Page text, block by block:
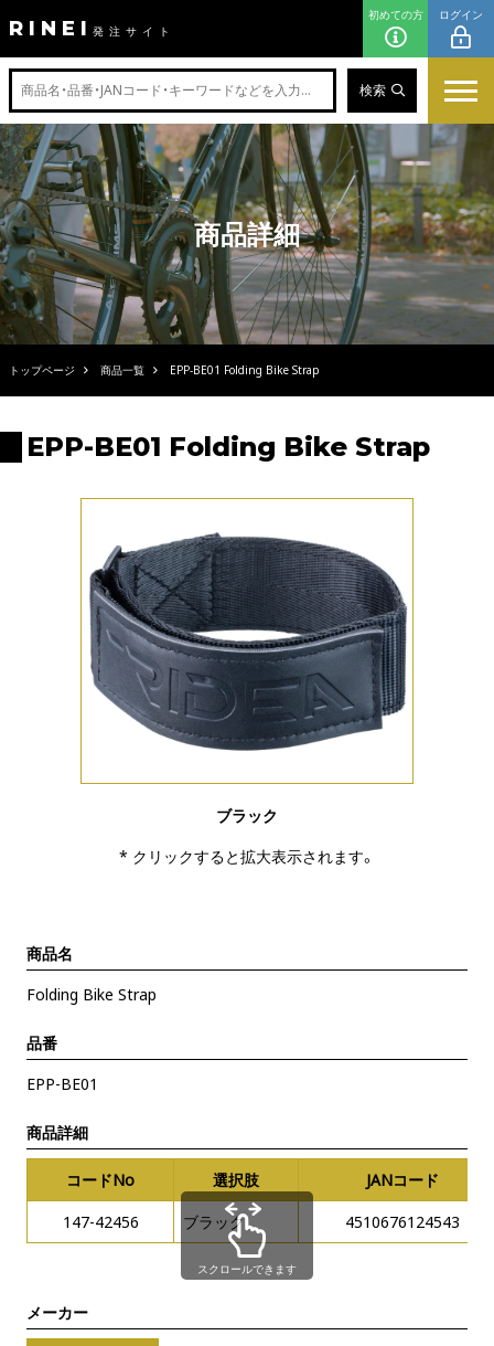
RINEI 発注サイト
初めての方 ログイン
検索
商品詳細
トップページ 商品一覧 EPP-BE01 Folding Bike Strap
EPP-BE01 Folding Bike Strap
ブラック
* クリックすると拡大表示されます。
商品名
Folding Bike Strap
品番
EPP-BE01
商品詳細
コードNo 選択肢
JANコード
147-42456
ブラック 4510676124543
スクロールできます
メーカー